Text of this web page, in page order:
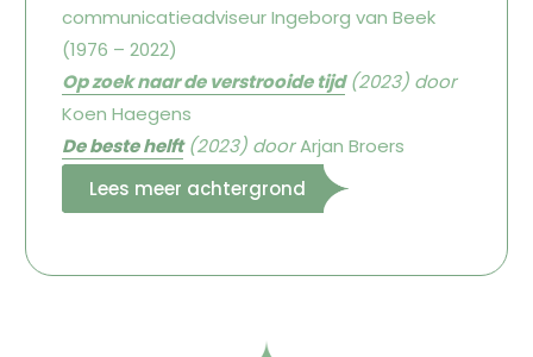
communicatieadviseur Ingeborg van Beek
(1976 – 2022)
Op zoek naar de verstrooide tijd(2023) door
Koen Haegens
De beste helft(2023) doorArjan Broers
Lees meer achtergrond